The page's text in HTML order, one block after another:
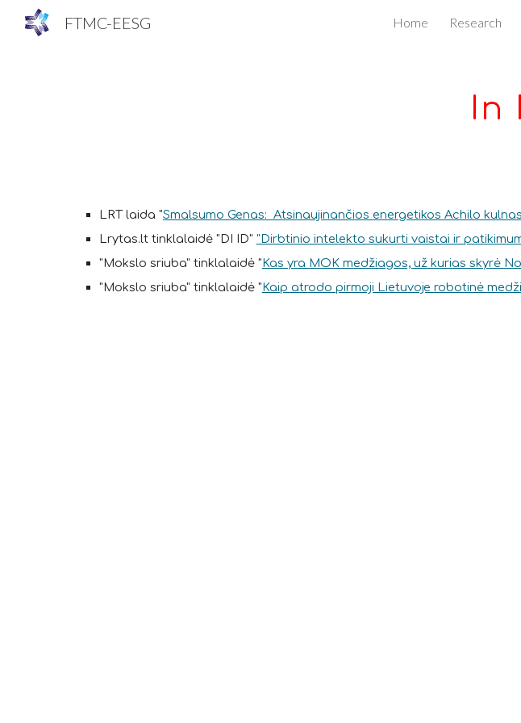
Skip to main content
FTMC-EESG Home Research
In
LRT laida "Smalsumo Genas: Atsinaujinančios energetikos Achilo
Lrytas.lt tinklalaidė "DI ID" "Dirbtinio intelekto sukurti vaistai ir
"Mokslo sriuba" tinklalaidė "Kas yra MOK medžiagos, už kurias skyrė
"Mokslo sriuba" tinklalaidė "Kaip atrodo pirmoji Lietuvoje robotinė